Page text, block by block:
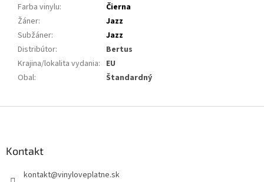
Farba vinylu:
Čierna
Žáner:
Jazz
Subžáner:
Jazz
Distribútor:
Bertus
Krajina/lokalita vydania: EU
Obal: Štandardný
Kontakt
kontakt@vinyloveplatne.sk